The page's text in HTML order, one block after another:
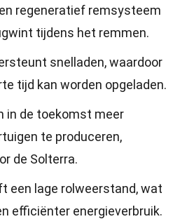
regeneratief remsysteem
tijdens het remmen.
snelladen, waardoor
tijd kan worden opgeladen.
in de toekomst meer
te produceren,
de Solterra.
een lage rolweerstand, wat
efficiënter energieverbruik.